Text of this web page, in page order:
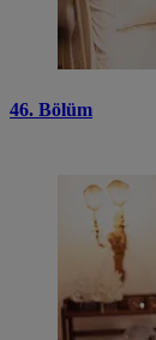
46. Bölüm